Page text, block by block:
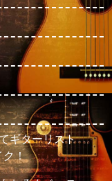
ギターリスト
ク！